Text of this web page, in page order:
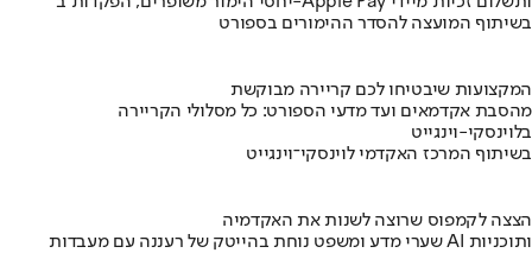
בשיתוף המועצה להסדר ההימורים בספורט
המקצועות שיבטיחו לכם קריירה מבוקשת
מהסבת אקדמאים ועד מדעי הספורט: כל מסלולי הקריירה
בלוינסקי-וינגייט
בשיתוף המרכז האקדמי לוינסקי־וינגייט
הצצה לקמפוס שרוצה לשנות את האקדמיה
שערי מדע ומשפט נוחת בהייטק של רעננה עם מעבדות AI ותוכניות